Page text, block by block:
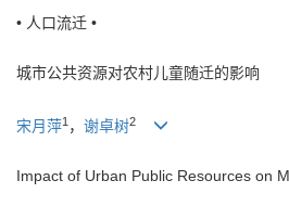
• 人口流迁 •
城市公共资源对农村儿童随迁的影响
宋月萍1 ， 谢卓树2
Impact of Urban Public Resources on